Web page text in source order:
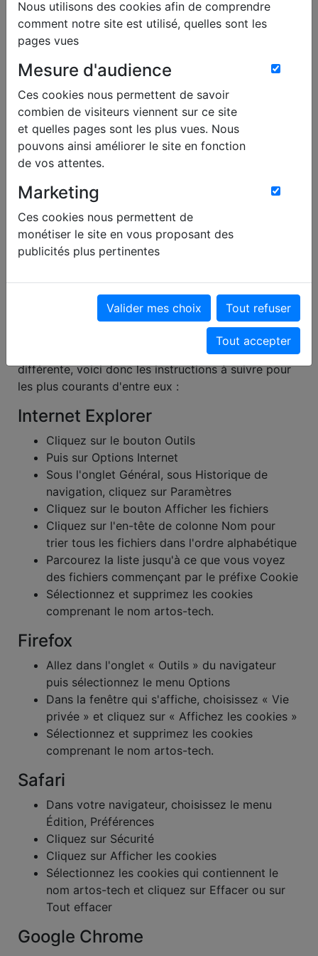
Nous déposons de petits fichiers appelés cookies
sur votre navigateur afin de recueillir des
informations sur votre navigation. Ces cookies
notre site afin qu’il réponde au mieux à vos besoins.
Nous ne connaissons ni votre nom, ni votre mail, ni
aucune autre information pouvant vous identifier
personnellement. Nous recueillons simplement des
informations comme :
les pages qui sont visitées
le temps qu'un internaute passe sur une page
la façon dont les internautes parcourent le site
Les solutions pour desactiver
tout ou partie des cookies
Vous pouvez à tout moment désactiver l'utilisation
de ces cookies en sélectionnant les paramètres
appropriés dans votre navigateur en consultant le
La configuration de chaque navigateur étant
différente, voici donc les instructions à suivre pour
les plus courants d'entre eux :
Internet Explorer
Cliquez sur le bouton Outils
Puis sur Options Internet
Sous l'onglet Général, sous Historique de
navigation, cliquez sur Paramètres
Cliquez sur le bouton Afficher les fichiers
Cliquez sur l'en-tête de colonne Nom pour
trier tous les fichiers dans l'ordre alphabétique
Parcourez la liste jusqu'à ce que vous voyez
des fichiers commençant par le préfixe Cookie
Sélectionnez et supprimez les cookies
comprenant le nom artos-tech.
Firefox
Allez dans l'onglet « Outils » du navigateur
puis sélectionnez le menu Options
Dans la fenêtre qui s'affiche, choisissez « Vie
privée » et cliquez sur « Affichez les cookies »
Sélectionnez et supprimez les cookies
comprenant le nom artos-tech.
Safari
Dans votre navigateur, choisissez le menu
Édition, Préférences
Cliquez sur Sécurité
Cliquez sur Afficher les cookies
Sélectionnez les cookies qui contiennent le
nom artos-tech et cliquez sur Effacer ou sur
Tout effacer
Google Chrome
Nous utilisons des cookies afin de comprendre
comment notre site est utilisé, quelles sont les
pages vues
Mesure d'audience
Ces cookies nous permettent de savoir
combien de visiteurs viennent sur ce site
et quelles pages sont les plus vues. Nous
pouvons ainsi améliorer le site en fonction
de vos attentes.
Marketing
Ces cookies nous permettent de
monétiser le site en vous proposant des
publicités plus pertinentes
Valider mes choix Tout refuser
Tout accepter